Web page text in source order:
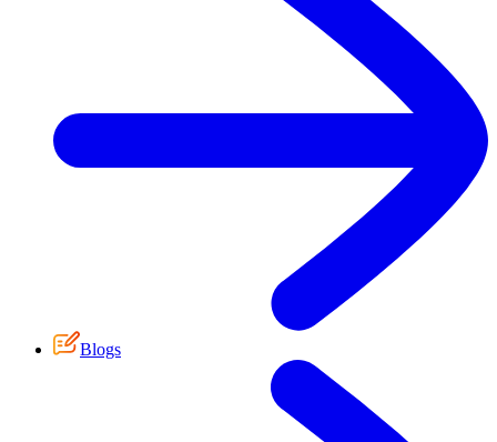
Blogs